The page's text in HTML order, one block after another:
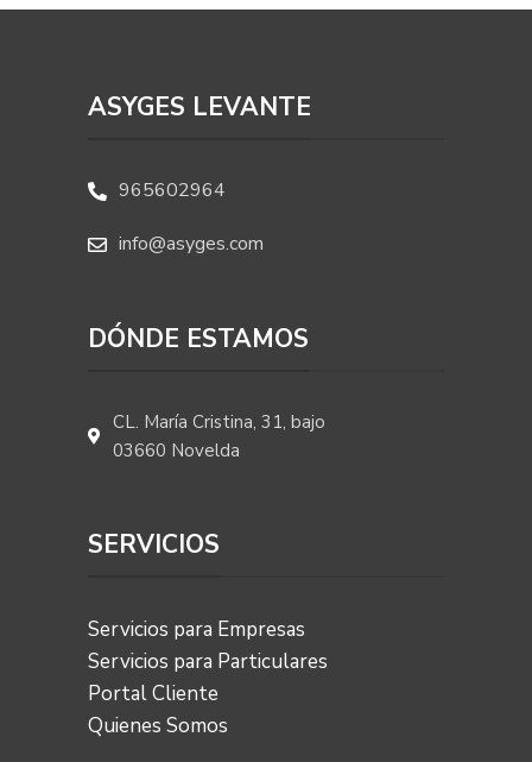
ASYGES LEVANTE
965602964
info@asyges.com
DÓNDE ESTAMOS
CL. María Cristina, 31, bajo
03660 Novelda
SERVICIOS
Servicios para Empresas
Servicios para Particulares
Portal Cliente
Quienes Somos